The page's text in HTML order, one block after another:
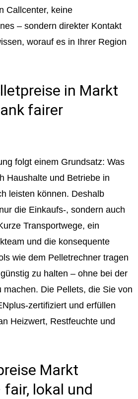
Callcenter, keine
– sondern direkter Kontakt
worauf es in Ihrer Region
in Markt
fairer
folgt einem Grundsatz: Was
Haushalte und Betriebe in
leisten können. Deshalb
die Einkaufs-, sondern auch
Transportwege, ein
und die konsequente
wie dem Pelletrechner tragen
zu halten – ohne bei der
machen. Die Pellets, die Sie von
zertifiziert und erfüllen
Heizwert, Restfeuchte und
Markt
lokal und